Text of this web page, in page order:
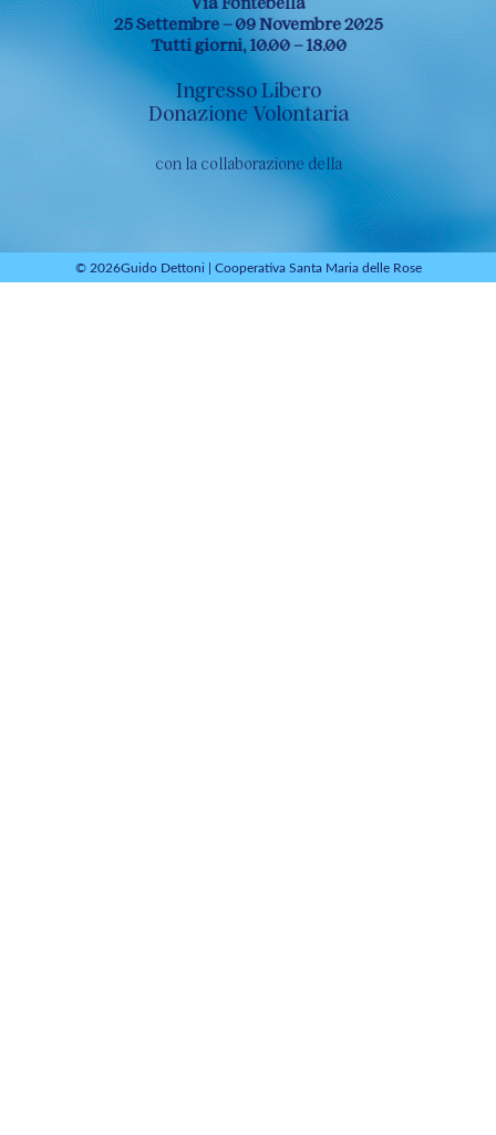
Via Fontebella
25 Settembre – 09 Novembre 2025
Tutti giorni, 10.00 – 18.00
Ingresso Libero
Donazione Volontaria
con la collaborazione della
© 2026Guido Dettoni Cooperativa Santa Maria delle Rose